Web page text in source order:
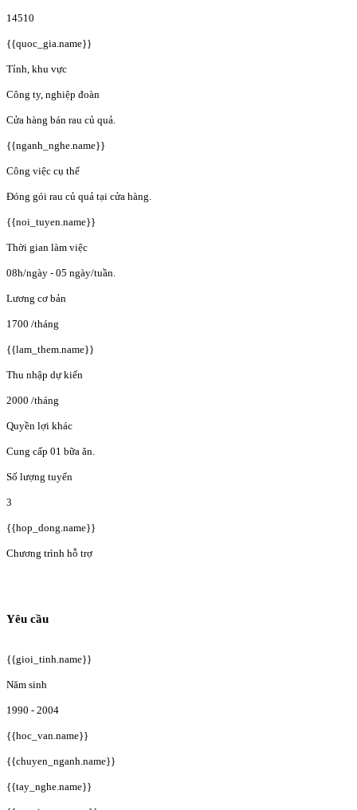
14510
{{quoc_gia.name}}
Tỉnh, khu vực
Công ty, nghiệp đoàn
Cửa hàng bán rau củ quả.
{{nganh_nghe.name}}
Công việc cụ thể
Đóng gói rau củ quả tại cửa hàng.
{{noi_tuyen.name}}
Thời gian làm việc
08h/ngày - 05 ngày/tuần.
Lương cơ bản
1700 /tháng
{{lam_them.name}}
Thu nhập dự kiến
2000 /tháng
Quyền lợi khác
Cung cấp 01 bữa ăn.
Số lượng tuyển
3
{{hop_dong.name}}
Chương trình hỗ trợ
Yêu cầu
{{gioi_tinh.name}}
Năm sinh
1990 - 2004
{{hoc_van.name}}
{{chuyen_nganh.name}}
{{tay_nghe.name}}